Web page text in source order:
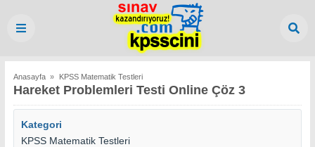
Anasayfa » KPSS Matematik Testleri
Hareket Problemleri Testi Online Çöz 3
Kategori
KPSS Matematik Testleri